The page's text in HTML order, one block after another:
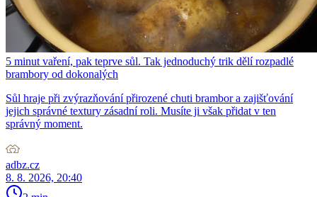
5 minut vaření, pak teprve sůl. Tak jednoduchý trik dělí rozpadlé
brambory od dokonalých
Sůl hraje při zvýrazňování přirozené chuti brambor a zajišťování
jejich správné textury zásadní roli. Musíte ji však přidat v ten
správný moment.
adbz.cz
8. 8. 2026, 20:40